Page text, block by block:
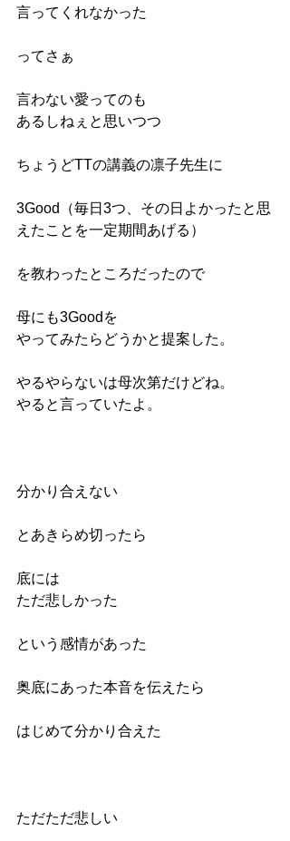
言ってくれなかった
ってさぁ
言わない愛ってのも
あるしねぇと思いつつ
ちょうどTTの講義の凛子先生に
3Good（毎日3つ、その日よかったと思
えたことを一定期間あげる）
を教わったところだったので
母にも3Goodを
やってみたらどうかと提案した。
やるやらないは母次第だけどね。
やると言っていたよ。
分かり合えない
とあきらめ切ったら
底には
ただ悲しかった
という感情があった
奥底にあった本音を伝えたら
はじめて分かり合えた
ただただ悲しい